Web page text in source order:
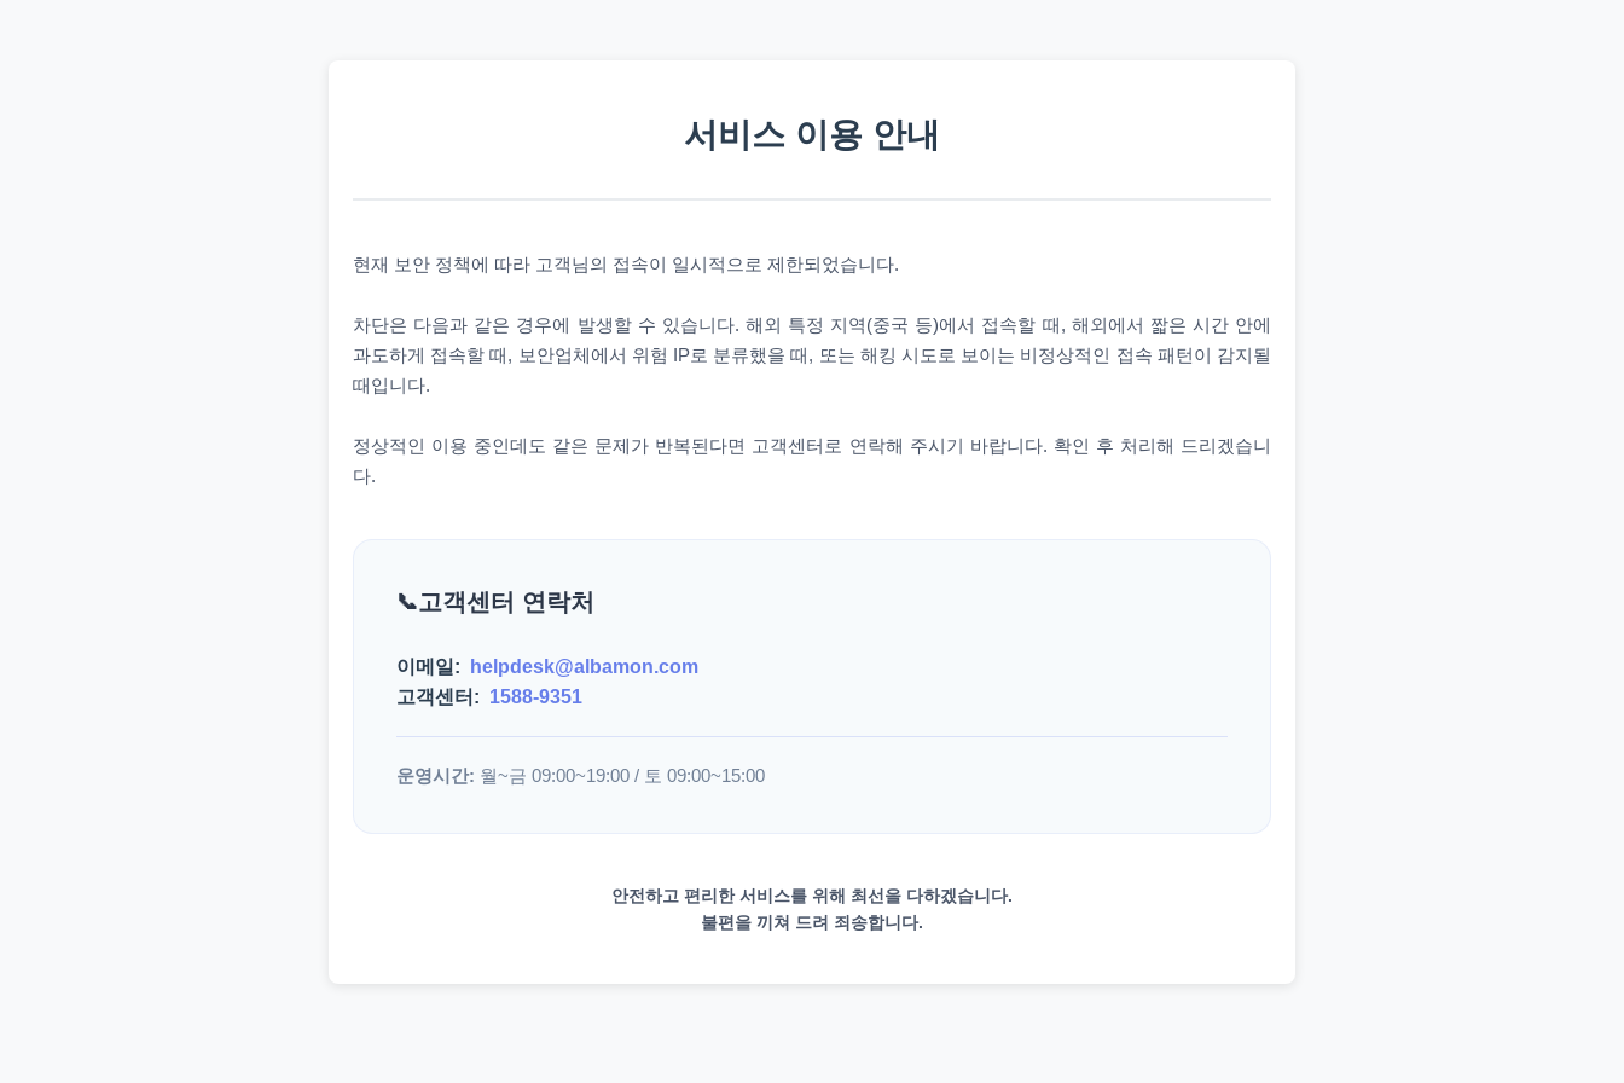
서비스 이용 안내
현재 보안 정책에 따라 고객님의 접속이 일시적으로 제한되었습니다.
차단은 다음과 같은 경우에 발생할 수 있습니다. 해외 특정 지역(중국 등)에서 접속할 때, 해외에서 짧은 시간 안에
과도하게 접속할 때, 보안업체에서 위험 IP로 분류했을 때, 또는 해킹 시도로 보이는 비정상적인 접속 패턴이 감지될
때입니다.
정상적인 이용 중인데도 같은 문제가 반복된다면 고객센터로 연락해 주시기 바랍니다. 확인 후 처리해 드리겠습니
다.
고객센터 연락처
이메일:
helpdesk@albamon.com
고객센터: 1588-9351
운영시간: 월~금 09:00~19:00 / 토 09:00~15:00
안전하고 편리한 서비스를 위해 최선을 다하겠습니다.
불편을 끼쳐 드려 죄송합니다.